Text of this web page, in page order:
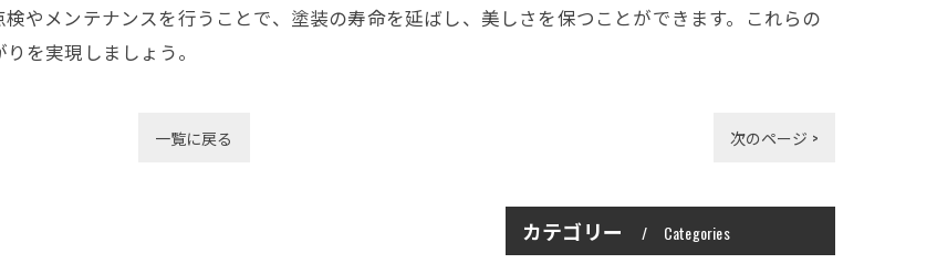
やメンテナンスを行うことで、塗装の寿命を延ばし、美しさを保つことができます。これらの
を実現しましょう。
一覧に戻る 次のページ >
カテゴリー Categories